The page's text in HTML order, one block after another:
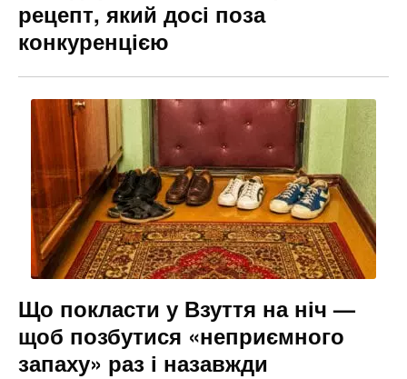
рецепт, який досі поза
конкуренцією
Що покласти у Взуття на ніч —
щоб позбутися «неприємного
запаху» раз і назавжди